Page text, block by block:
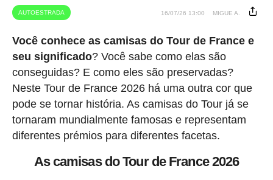
AUTOESTRADA 16/07/26 13:00 MIGUE A.
Você conhece as camisas do Tour de France e
seu significado? Você sabe como elas são
conseguidas? E como eles são preservadas?
Neste Tour de France 2026 há uma outra cor que
pode se tornar história. As camisas do Tour já se
tornaram mundialmente famosas e representam
diferentes prémios para diferentes facetas.
As camisas do Tour de France 2026